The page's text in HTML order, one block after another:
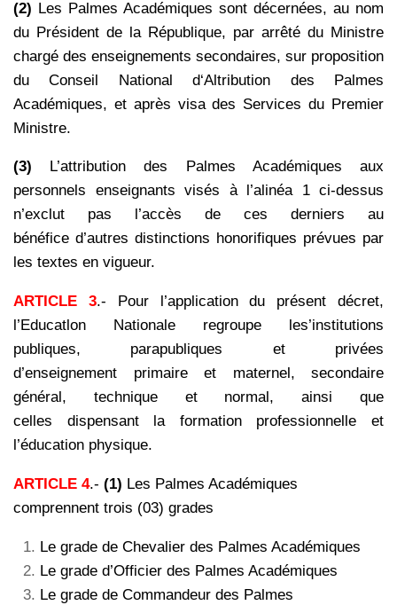
(2) Les Palmes Académiques sont décernées, au nom
du Président de la République, par arrêté du Ministre
chargé des enseignements secondaires, sur proposition
du Conseil National d‘Altribution des Palmes
Académiques, et après visa des Services du Premier
Ministre.
(3) L’attribution des Palmes Académiques aux
personnels enseignants visés à l’alinéa 1 ci-dessus
n’exclut pas l’accès de ces derniers au
bénéfice d’autres distinctions honorifiques prévues par
les textes en vigueur.
ARTICLE 3.- Pour l’application du présent décret,
l’Educatlon Nationale regroupe les’institutions
publiques, parapubliques et privées
d’enseignement primaire et maternel, secondaire
général, technique et normal, ainsi que
celles dispensant la formation professionnelle et
l’éducation physique.
ARTICLE 4.- (1) Les Palmes Académiques
comprennent trois (03) grades
Le grade de Chevalier des Palmes Académiques
Le grade d’Officier des Palmes Académiques
Le grade de Commandeur des Palmes